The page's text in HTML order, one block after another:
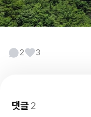
2 3
댓글2